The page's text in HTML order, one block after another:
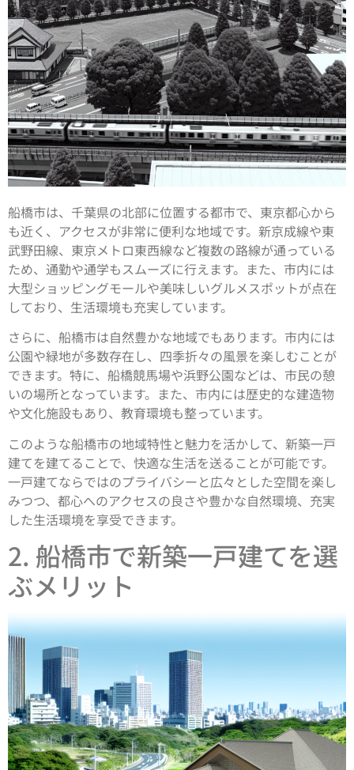
船橋市は、千葉県の北部に位置する都市で、東京都心から
も近く、アクセスが非常に便利な地域です。新京成線や東
武野田線、東京メトロ東西線など複数の路線が通っている
ため、通勤や通学もスムーズに行えます。また、市内には
大型ショッピングモールや美味しいグルメスポットが点在
しており、生活環境も充実しています。
さらに、船橋市は自然豊かな地域でもあります。市内には
公園や緑地が多数存在し、四季折々の風景を楽しむことが
できます。特に、船橋競馬場や浜野公園などは、市民の憩
いの場所となっています。また、市内には歴史的な建造物
や文化施設もあり、教育環境も整っています。
このような船橋市の地域特性と魅力を活かして、新築一戸
建てを建てることで、快適な生活を送ることが可能です。
一戸建てならではのプライバシーと広々とした空間を楽し
みつつ、都心へのアクセスの良さや豊かな自然環境、充実
した生活環境を享受できます。
2. 船橋市で新築一戸建てを選
ぶメリット